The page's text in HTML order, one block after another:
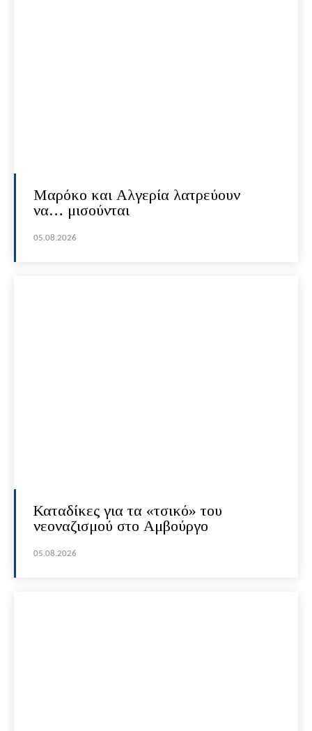
Μαρόκο και Αλγερία λατρεύουν
να… μισούνται
05.08.2026
Καταδίκες για τα «τσικό» του
νεοναζισμού στο Αμβούργο
05.08.2026